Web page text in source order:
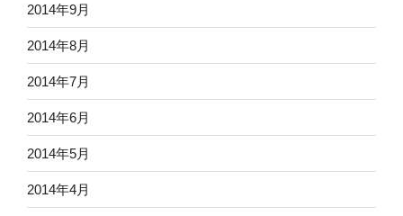
2014年9月
2014年8月
2014年7月
2014年6月
2014年5月
2014年4月